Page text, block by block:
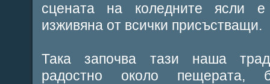
сцената на коледните ясли
изживяна от всички присъстващи.
Така започва тази наша
радостно около пещерата,